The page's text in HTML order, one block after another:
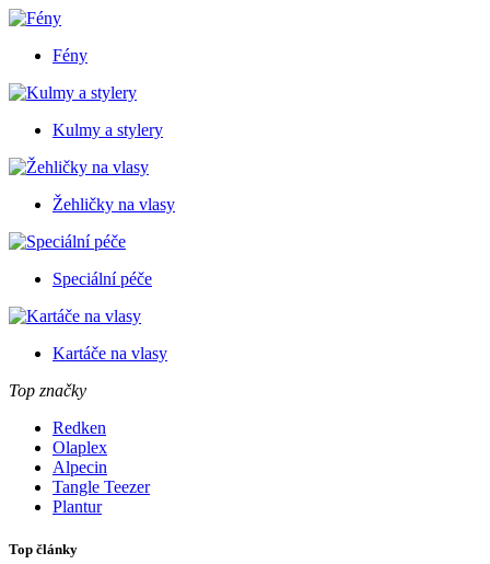
Fény
Kulmy a stylery
Žehličky na vlasy
Speciální péče
Kartáče na vlasy
Top značky
Redken
Olaplex
Alpecin
Tangle Teezer
Plantur
Top články